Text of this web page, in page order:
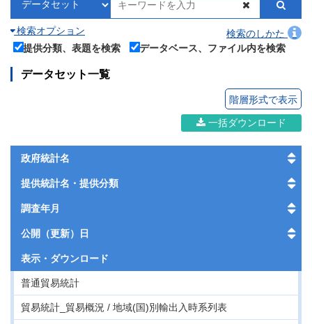
検索オプション
検索のしかた
提供分類、表題を検索
データベース、ファイル内を検索
データセット一覧
階層形式で表示
一括ダウンロード
政府統計名
提供統計名・提供分類
調査年月
公開（更新）日
表示・ ダウンロード
普通貿易統計
貿易統計_貿易概況 / 地域(国)別輸出入時系列表